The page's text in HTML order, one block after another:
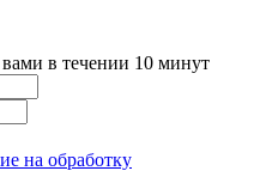
в течении 10 минут
на обработку